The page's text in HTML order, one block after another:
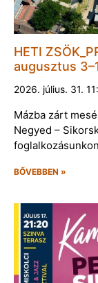
HETI
augusztus
2026. július. 31.
Mázba zárt
Negyed –
BŐVEBBEN »